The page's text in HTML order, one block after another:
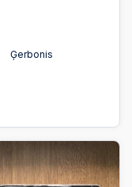
Ģerbonis